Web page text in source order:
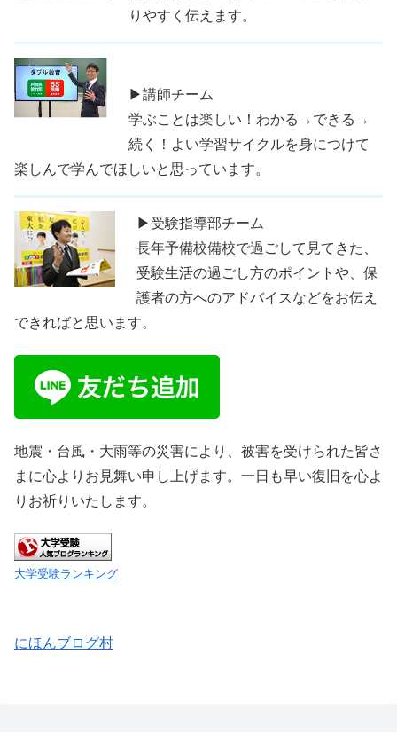
りやすく伝えます。
▶講師チーム
学ぶことは楽しい！わかる→できる→
続く！よい学習サイクルを身につけて
楽しんで学んでほしいと思っています。
▶受験指導部チーム
長年予備校備校で過ごして見てきた、
受験生活の過ごし方のポイントや、保
護者の方へのアドバイスなどをお伝え
できればと思います。
地震・台風・大雨等の災害により、被害を受けられた皆さ
まに心よりお見舞い申し上げます。一日も早い復旧を心よ
りお祈りいたします。
大学受験ランキング
にほんブログ村